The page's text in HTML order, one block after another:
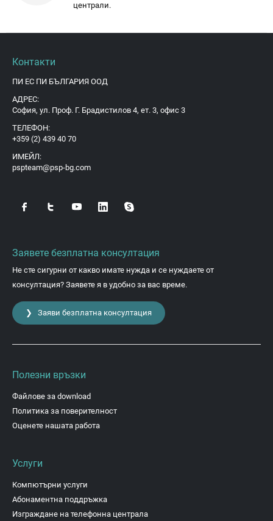
централи.
Контакти
ПИ ЕС ПИ БЪЛГАРИЯ ООД
АДРЕС:
София, ул. Проф. Г. Брадистилов 4, ет. 3, офис 3
ТЕЛЕФОН:
+359 (2) 439 40 70
ИМЕЙЛ:
pspteam@psp-bg.com
Заявете безплатна консултация
Не сте сигурни от какво имате нужда и се нуждаете от
консултация? Заявете я в удобно за вас време.
❯ Заяви безплатна консултация
Полезни връзки
Файлове за download
Политика за поверителност
Оценете нашата работа
Услуги
Компютърни услуги
Абонаментна поддръжка
Изграждане на телефонна централа